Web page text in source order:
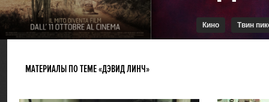
Кино Твин
МАТЕРИАЛЫ ПО ТЕМЕ «ДЭВИД ЛИНЧ»